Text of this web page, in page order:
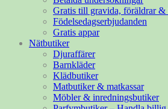
Gratis till gravida, föräldrar &
Födelsedagserbjudanden
Gratis appar
Nätbutiker
Djuraffärer
Barnkläder
Klädbutiker
Matbutiker & matkassar
Möbler & inredningsbutiker